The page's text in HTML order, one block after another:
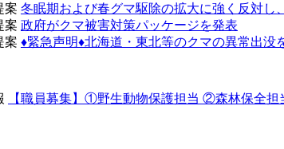
案 冬眠期および春グマ駆除の拡大に強く反対し
案 政府がクマ被害対策パッケージを発表
案 ♦️緊急声明♦️北海道・東北等のクマの異常出
【職員募集】①野生動物保護担当 ②森林保全担